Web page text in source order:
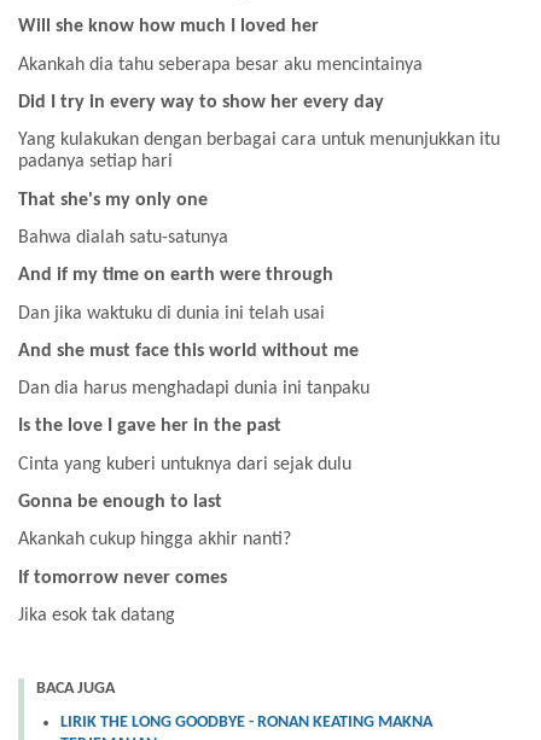
Will she know how much I loved her
Akankah dia tahu seberapa besar aku mencintainya
Did I try in every way to show her every day
Yang kulakukan dengan berbagai cara untuk menunjukkan itu
padanya setiap hari
That she's my only one
Bahwa dialah satu-satunya
And if my time on earth were through
Dan jika waktuku di dunia ini telah usai
And she must face this world without me
Dan dia harus menghadapi dunia ini tanpaku
Is the love I gave her in the past
Cinta yang kuberi untuknya dari sejak dulu
Gonna be enough to last
Akankah cukup hingga akhir nanti?
If tomorrow never comes
Jika esok tak datang
BACA JUGA
LIRIK THE LONG GOODBYE - RONAN KEATING MAKNA